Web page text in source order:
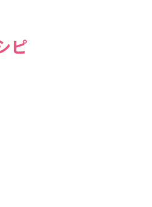
ピ